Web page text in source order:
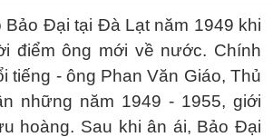
Bảo Đại tại Đà Lạt năm 1949 khi
điểm ông mới về nước. Chính
tiếng - ông Phan Văn Giáo, Thủ
những năm 1949 - 1955, giới
hoàng. Sau khi ân ái, Bảo Đại